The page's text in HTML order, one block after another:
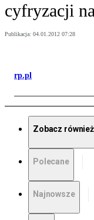
cyfryzacji
Publikacja: 04.01.2012 07:28
rp.pl
Zobacz również
Polecane
Najnowsze